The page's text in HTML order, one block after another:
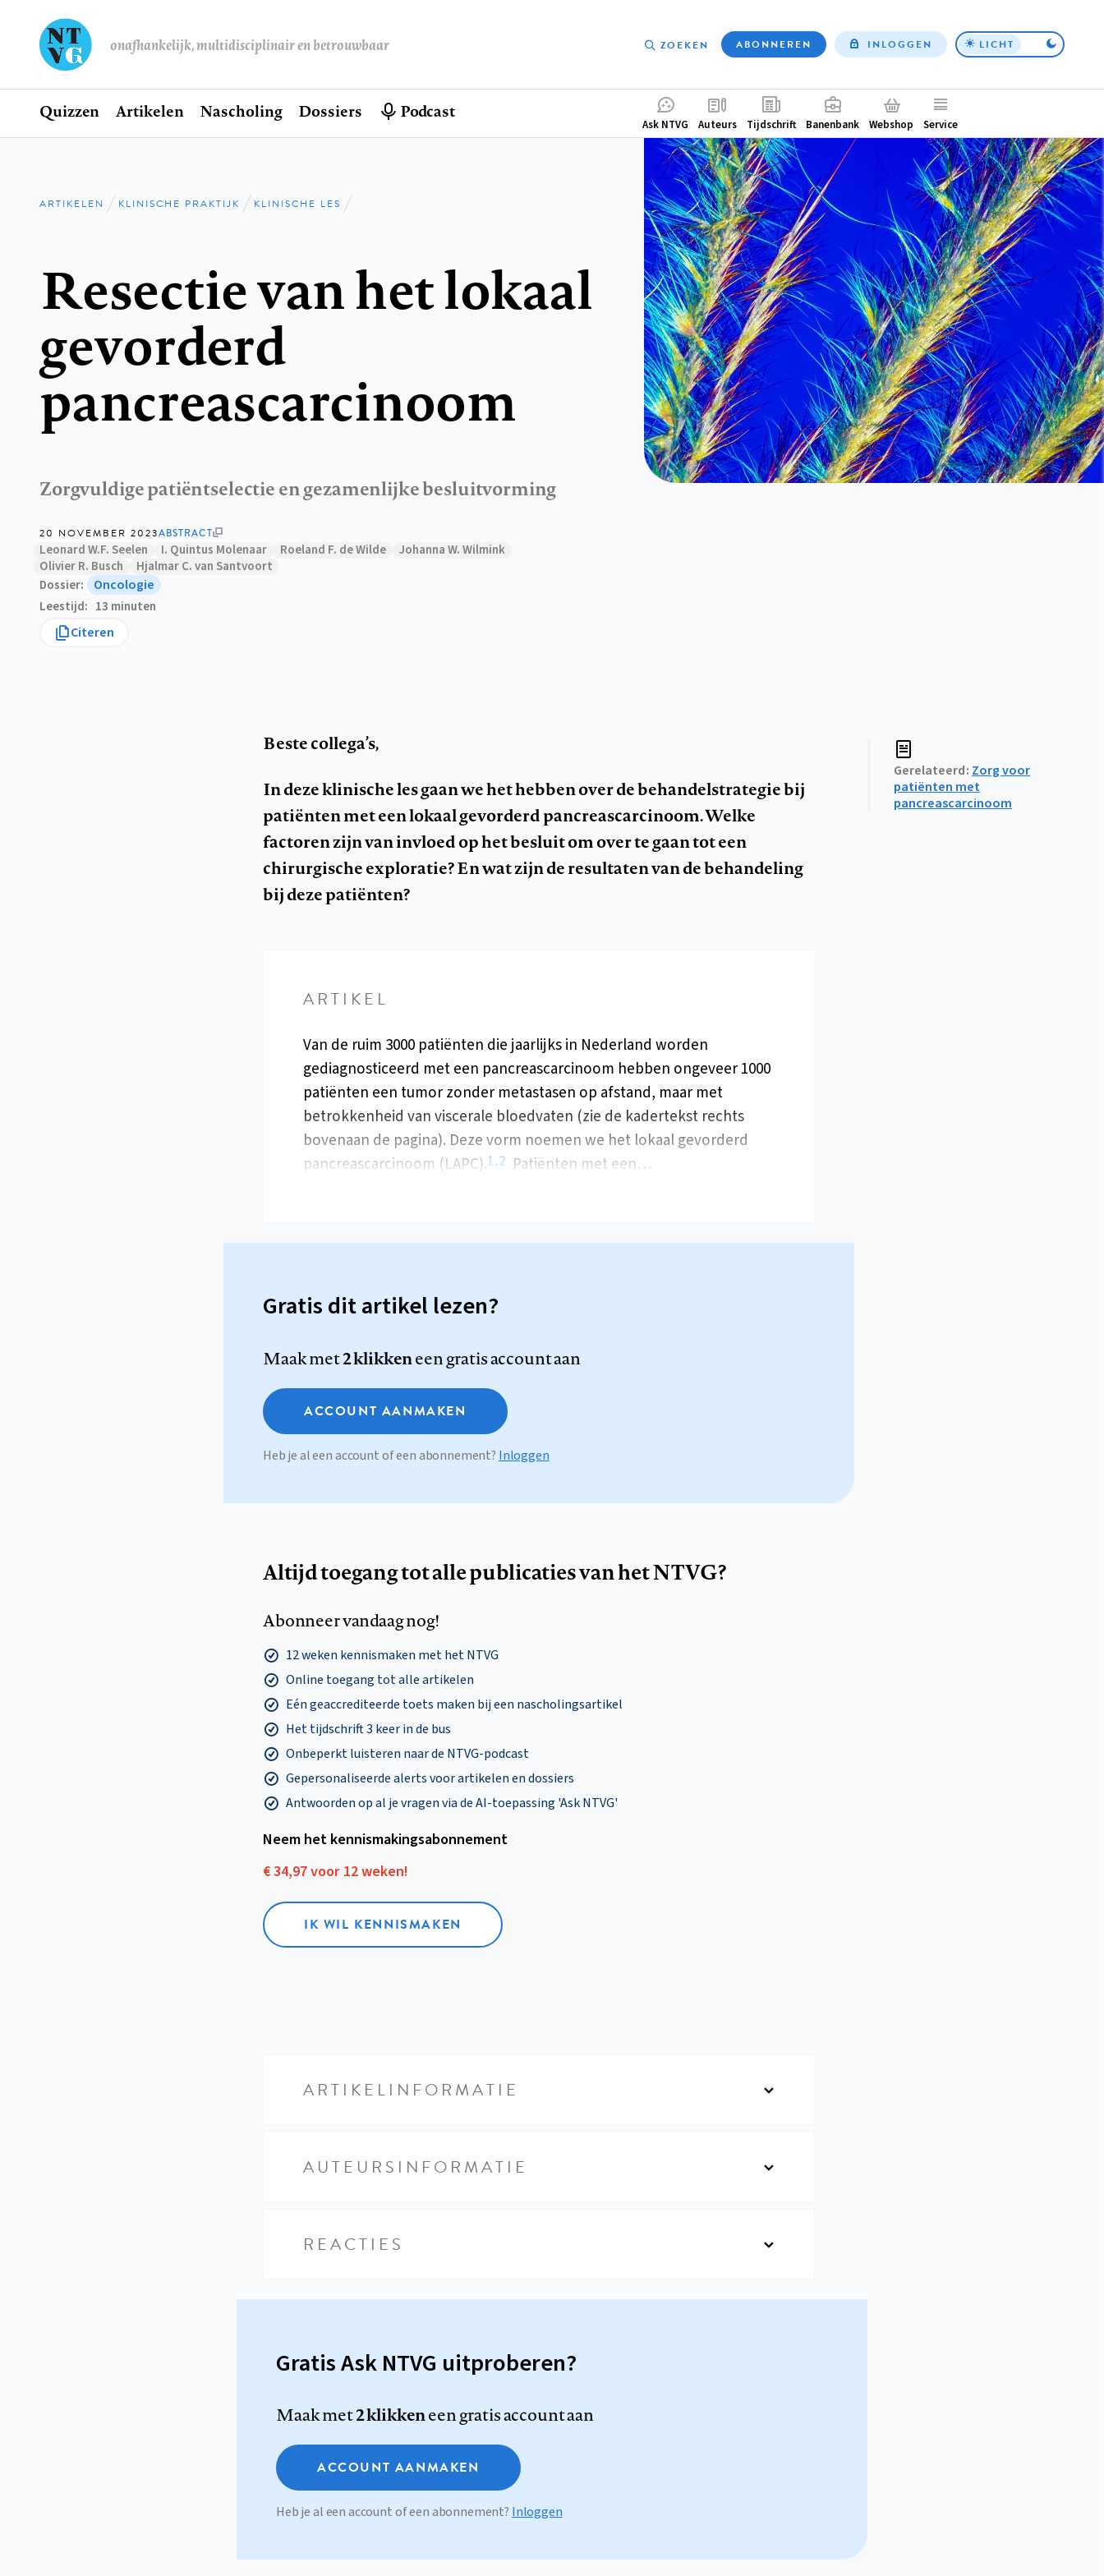
onafhankelijk, multidisciplinair en betrouwbaar
Top
ZOEKEN ABONNEREN INLOGGEN LICHT
Hoofdnavigatie
Home
Quizzen Artikelen Nascholing Dossiers Podcast
Complementair
menu
Ask NTVG Auteurs Tijdschrift Banenbank Webshop Service
Zorgvuldige patiëntselectie en gezamenlijke besluitvorming
Kruimelpad
ARTIKELEN KLINISCHE PRAKTIJK KLINISCHE LES
Resectie van het lokaal
gevorderd
pancreascarcinoom
20 NOVEMBER 2023ABSTRACT
Leonard W.F. Seelen I. Quintus Molenaar Roeland F. de Wilde
Johanna W. Wilmink
Olivier R. Busch
Hjalmar C. van Santvoort
Dossier
Oncologie
Leestijd 13 minuten
Citeren
Beste collega’s,
In deze klinische les gaan we het hebben over de behandelstrategie bij
patiënten met een lokaal gevorderd pancreascarcinoom. Welke
factoren zijn van invloed op het besluit om over te gaan tot een
chirurgische exploratie? En wat zijn de resultaten van de behandeling
bij deze patiënten?
ARTIKEL
Van de ruim 3000 patiënten die jaarlijks in Nederland worden
gediagnosticeerd met een pancreascarcinoom hebben ongeveer 1000
patiënten een tumor zonder metastasen op afstand, maar met
betrokkenheid van viscerale bloedvaten (zie de kadertekst rechts
bovenaan de pagina). Deze vorm noemen we het lokaal gevorderd
pancreascarcinoom (LAPC).1,2 Patiënten met een…
Gratis dit artikel lezen?
Maak met2 klikkeneen gratis account aan
ACCOUNT AANMAKEN
Heb je al een account of een abonnement? Inloggen
Altijd toegang tot alle publicaties van het NTVG?
Abonneer vandaag nog!
12 weken kennismaken met het NTVG
Online toegang tot alle artikelen
Eén geaccrediteerde toets maken bij een nascholingsartikel
Het tijdschrift 3 keer in de bus
Onbeperkt luisteren naar de NTVG-podcast
Gepersonaliseerde alerts voor artikelen en dossiers
Antwoorden op al je vragen via de AI-toepassing 'Ask NTVG'
Neem het kennismakings­abonnement
€ 34,97 voor 12 weken!
IK WIL KENNISMAKEN
ARTIKELINFORMATIE
AUTEURSINFORMATIE
REACTIES
Gerelateerd Zorg voor
patiënten met
pancreascarcinoom
Gratis Ask NTVG uitproberen?
Maak met2 klikkeneen gratis account aan
ACCOUNT AANMAKEN
Heb je al een account of een abonnement? Inloggen